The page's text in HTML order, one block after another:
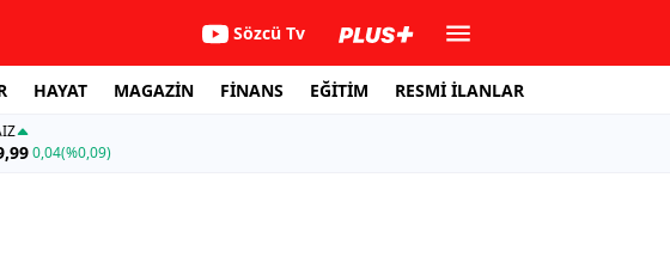
Sözcü Tv
HAYAT MAGAZİN FİNANS EĞİTİM RESMİ İLANLAR
0,04(%0,09)